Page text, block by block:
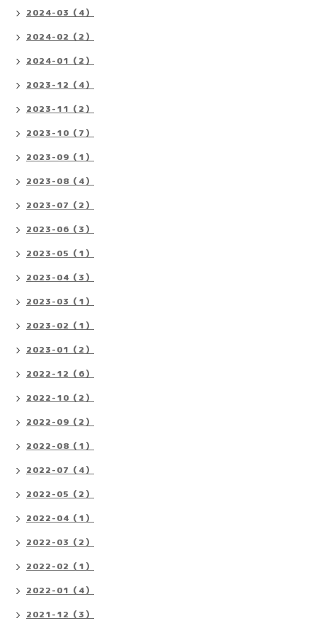
2024-03（4）
2024-02（2）
2024-01（2）
2023-12（4）
2023-11（2）
2023-10（7）
2023-09（1）
2023-08（4）
2023-07（2）
2023-06（3）
2023-05（1）
2023-04（3）
2023-03（1）
2023-02（1）
2023-01（2）
2022-12（6）
2022-10（2）
2022-09（2）
2022-08（1）
2022-07（4）
2022-05（2）
2022-04（1）
2022-03（2）
2022-02（1）
2022-01（4）
2021-12（3）